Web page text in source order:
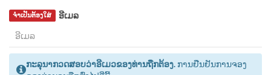
ອີເມລ
ຈຳເປັນຕ້ອງໃສ່
ກະລຸນາກວດສອບວ່າອີເມວຂອງທ່ານຖືກຕ້ອງ. ການຢືນຢັນການຈອງ